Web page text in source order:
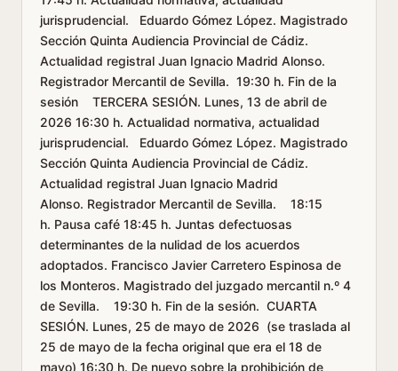
jurisprudencial. Eduardo Gómez López. Magistrado
Sección Quinta Audiencia Provincial de Cádiz.
Actualidad registral Juan Ignacio Madrid Alonso.
Registrador Mercantil de Sevilla. 19:30 h. Fin de la
sesión TERCERA SESIÓN. Lunes, 13 de abril de
2026 16:30 h. Actualidad normativa, actualidad
jurisprudencial. Eduardo Gómez López. Magistrado
Sección Quinta Audiencia Provincial de Cádiz.
Actualidad registral Juan Ignacio Madrid
Alonso. Registrador Mercantil de Sevilla. 18:15
h. Pausa café 18:45 h. Juntas defectuosas
determinantes de la nulidad de los acuerdos
adoptados. Francisco Javier Carretero Espinosa de
los Monteros. Magistrado del juzgado mercantil n.º 4
de Sevilla. 19:30 h. Fin de la sesión. CUARTA
SESIÓN. Lunes, 25 de mayo de 2026 (se traslada al
25 de mayo de la fecha original que era el 18 de
mayo) 16:30 h. De nuevo sobre la prohibición de